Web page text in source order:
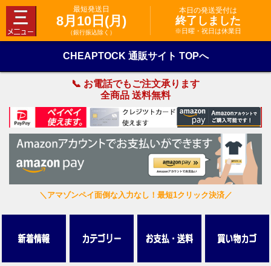
最短発送日
8月10日(月)
（銀行振込除く）
本日の発送受付は
終了しました
※日曜・祝日は休業日
CHEAPTOCK 通販サイト TOPへ
📞 お電話でもご注文承ります
全商品 送料無料
＼アマゾンペイ面倒な入力なし！最短1クリック決済／